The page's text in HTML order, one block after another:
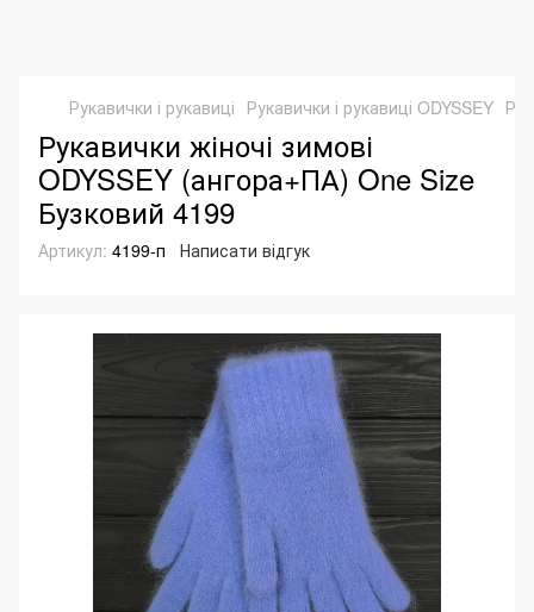
Рукавички і рукавиці Рукавички і рукавиці ODYSSEY
Рукавички жіночі зимові
ODYSSEY (ангора+ПА) One Size
Бузковий 4199
Артикул: 4199-п Написати відгук